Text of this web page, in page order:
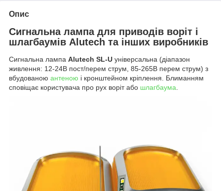
Опис
Сигнальна лампа для приводів воріт і
шлагбаумів Alutech та інших виробників
Сигнальна лампа Alutech SL-U універсальна (діапазон
живлення: 12-24В пост/перем струм, 85-265В перем струм) з
вбудованою антеною і кронштейном кріплення. Блиманням
сповіщає користувача про рух воріт або шлагбаума.